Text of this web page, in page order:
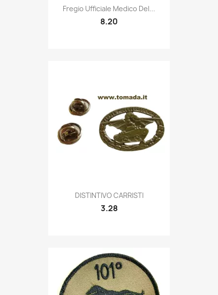
Quick view
Fregio Ufficiale Medico Del...
8.20
Quick view
DISTINTIVO CARRISTI
3.28